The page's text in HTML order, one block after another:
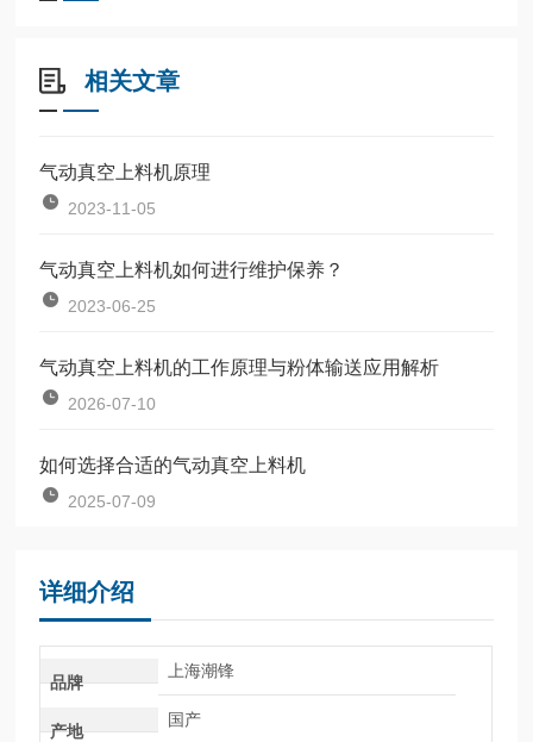
相关文章
气动真空上料机原理
2023-11-05
气动真空上料机如何进行维护保养？
2023-06-25
气动真空上料机的工作原理与粉体输送应用解析
2026-07-10
如何选择合适的气动真空上料机
2025-07-09
详细介绍
品牌
上海潮锋
产地
国产